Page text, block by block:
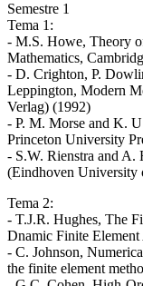
Semestre 1
Tema 1:
- M.S. Howe, Theory
Mathematics,
- D. Crighton, P.
Leppington, Modern
Verlag) (1992)
- P. M. Morse and K.
Princeton University
- S.W. Rienstra and A.
(Eindhoven University
Tema 2:
- T.J.R. Hughes, The
Dnamic Finite
- C. Johnson,
the finite element